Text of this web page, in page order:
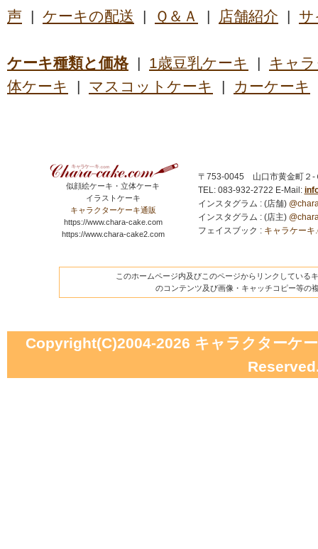
声 | ケーキの配送 | Ｑ＆Ａ | 店舗紹介 | サ
ケーキ種類と価格| 1歳豆乳ケーキ | キャ
体ケーキ
| マスコットケーキ | カーケーキ
似顔絵ケーキ・立体ケーキ
イラストケーキ
キャラクターケーキ通販
https://www.chara-cake.com
https://www.chara-cake2.com
〒753-0045 山口市黄金町
TEL: 083-932-2722 E-Mail:
インスタグラム : (店舗)
インスタグラム : (店主)
フェイスブック : キャラケー
このホームページ内及びこのページからリンクしている
のコンテンツ及び画像・キャッチコピー等の
Copyright(C)2004-2026 キャラクターケ